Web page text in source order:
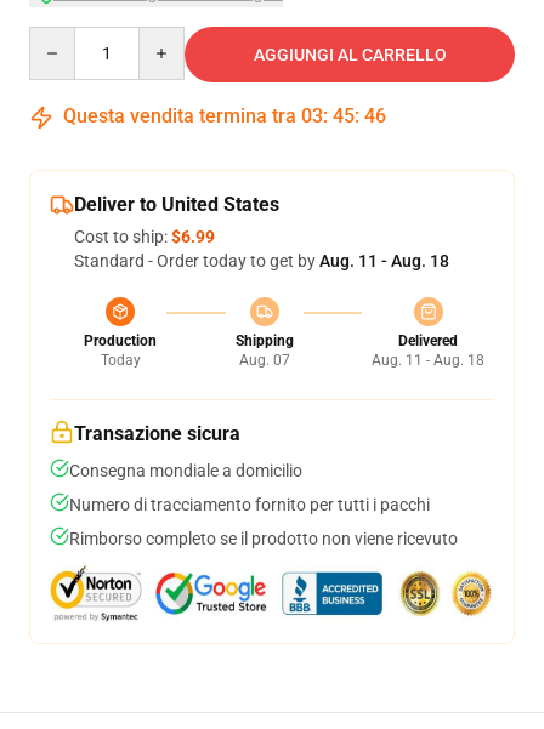
AGGIUNGI AL CARRELLO
Questa vendita termina tra 03: 45: 45
Deliver to United States
Cost to ship:$6.99
Standard - Order today to get byAug. 11 - Aug. 18
Production
Today
Shipping
Aug. 07
Delivered
Aug. 11 - Aug. 18
Transazione sicura
Consegna mondiale a domicilio
Numero di tracciamento fornito per tutti i pacchi
Rimborso completo se il prodotto non viene ricevuto